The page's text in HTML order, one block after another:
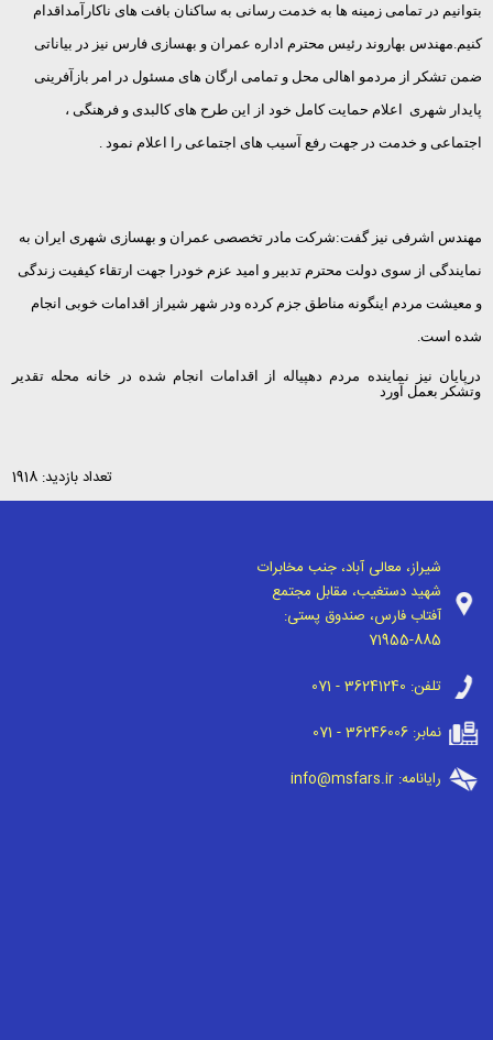
بتوانیم در تمامی زمینه ها به خدمت رسانی به ساکنان بافت های ناکارآمداقدام
کنیم.مهندس بهاروند رئیس محترم اداره عمران و بهسازی فارس نیز در بیاناتی
ضمن تشکر از مردمو اهالی محل و تمامی ارگان های مسئول در امر بازآفرینی
پایدار شهری اعلام حمایت کامل خود از این طرح های کالبدی و فرهنگی ،
اجتماعی و خدمت در جهت رفع آسیب های اجتماعی را اعلام نمود .
مهندس اشرفی نیز گفت:شرکت مادر تخصصی عمران و بهسازی شهری ایران به
نمایندگی از سوی دولت محترم تدبیر و امید عزم خودرا جهت ارتقاء کیفیت زندگی
و معیشت مردم اینگونه مناطق جزم کرده ودر شهر شیراز اقدامات خوبی انجام
شده است.
درپایان نیز نماینده مردم دهپیاله از اقدامات انجام شده در خانه محله تقدیر
وتشکر بعمل آورد
تعداد بازدید: 1918
شیراز، معالی آباد، جنب مخابرات
شهید دستغیب، مقابل مجتمع
آفتاب فارس، صندوق پستی:
71955-885
تلفن: 071 - 36241240
نمابر:071 - 36246006
رایانامه:info@msfars.ir